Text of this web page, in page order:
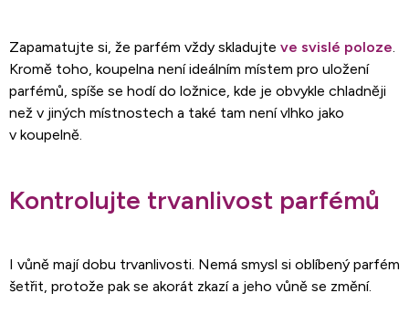
Zapamatujte si, že parfém vždy skladujte ve svislé poloze.
Kromě toho, koupelna není ideálním místem pro uložení
parfémů, spíše se hodí do ložnice, kde je obvykle chladněji
než v jiných místnostech a také tam není vlhko jako
v koupelně.
Kontrolujte trvanlivost parfémů
I vůně mají dobu trvanlivosti. Nemá smysl si oblíbený parfém
šetřit, protože pak se akorát zkazí a jeho vůně se změní.